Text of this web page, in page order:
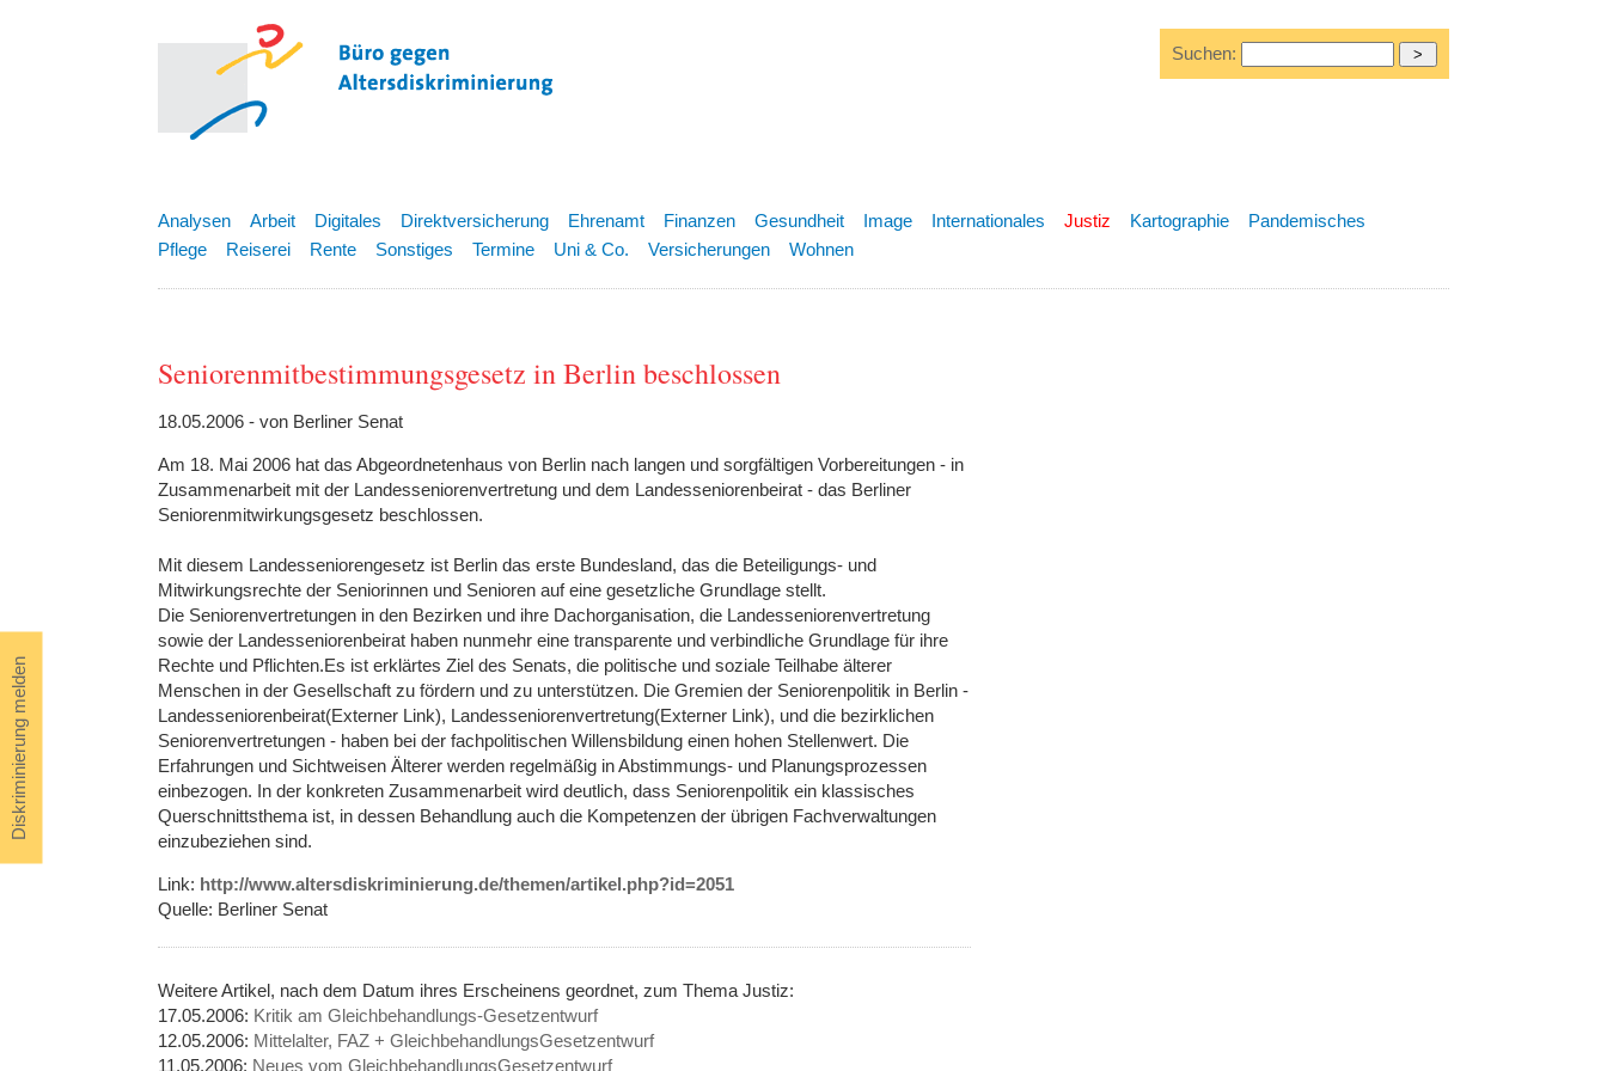
Diskriminierung melden
Suchen:
Analysen Arbeit Digitales Direktversicherung Ehrenamt Finanzen Gesundheit Image Internationales Justiz Kartographie
Pandemisches
Pflege
Reiserei Rente Sonstiges Termine Uni & Co. Versicherungen Wohnen
Seniorenmitbestimmungsgesetz in Berlin beschlossen
18.05.2006 - von Berliner Senat
Am 18. Mai 2006 hat das Abgeordnetenhaus von Berlin nach langen und sorgfältigen Vorbereitungen - in
Zusammenarbeit mit der Landesseniorenvertretung und dem Landesseniorenbeirat - das Berliner
Seniorenmitwirkungsgesetz beschlossen.
Mit diesem Landesseniorengesetz ist Berlin das erste Bundesland, das die Beteiligungs- und
Mitwirkungsrechte der Seniorinnen und Senioren auf eine gesetzliche Grundlage stellt.
Die Seniorenvertretungen in den Bezirken und ihre Dachorganisation, die Landesseniorenvertretung
sowie der Landesseniorenbeirat haben nunmehr eine transparente und verbindliche Grundlage für ihre
Rechte und Pflichten.Es ist erklärtes Ziel des Senats, die politische und soziale Teilhabe älterer
Menschen in der Gesellschaft zu fördern und zu unterstützen. Die Gremien der Seniorenpolitik in Berlin -
Landesseniorenbeirat(Externer Link), Landesseniorenvertretung(Externer Link), und die bezirklichen
Seniorenvertretungen - haben bei der fachpolitischen Willensbildung einen hohen Stellenwert. Die
Erfahrungen und Sichtweisen Älterer werden regelmäßig in Abstimmungs- und Planungsprozessen
einbezogen. In der konkreten Zusammenarbeit wird deutlich, dass Seniorenpolitik ein klassisches
Querschnittsthema ist, in dessen Behandlung auch die Kompetenzen der übrigen Fachverwaltungen
einzubeziehen sind.
Link: http://www.altersdiskriminierung.de/themen/artikel.php?id=2051
Quelle: Berliner Senat
Weitere Artikel, nach dem Datum ihres Erscheinens geordnet, zum Thema Justiz:
17.05.2006: Kritik am Gleichbehandlungs-Gesetzentwurf
12.05.2006: Mittelalter, FAZ + GleichbehandlungsGesetzentwurf
11.05.2006: Neues vom GleichbehandlungsGesetzentwurf